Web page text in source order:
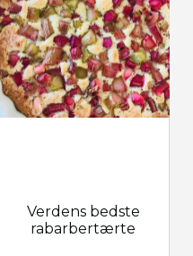
Verdens bedste
rabarbertærte